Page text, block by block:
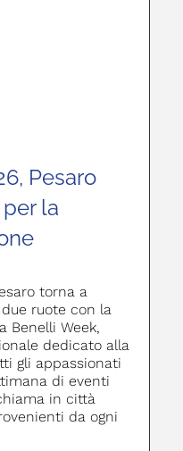
Pesaro
la
torna a
due ruote con la
Benelli Week,
dedicato alla
gli appassionati
di eventi
in città
da ogni